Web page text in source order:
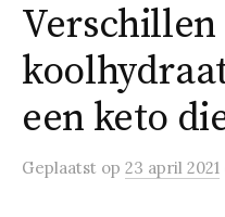
Verschillen
een keto
Geplaatst op 23 april 2021